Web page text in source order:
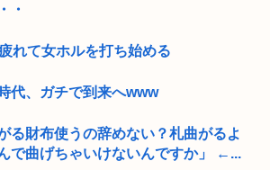
・
れて女ホルを打ち始める
代、ガチで到来へwww
る財布使うの辞めない？札曲がるよ
で曲げちゃいけないんですか」 ←...